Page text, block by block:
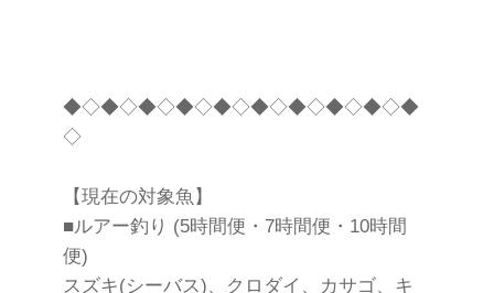
◆◇◆◇◆◇◆◇◆◇◆◇◆◇◆◇◆◇◆
◇
【現在の対象魚】
■ルアー釣り (5時間便・7時間便・10時間
便)
スズキ(シーバス)、クロダイ、カサゴ、キ